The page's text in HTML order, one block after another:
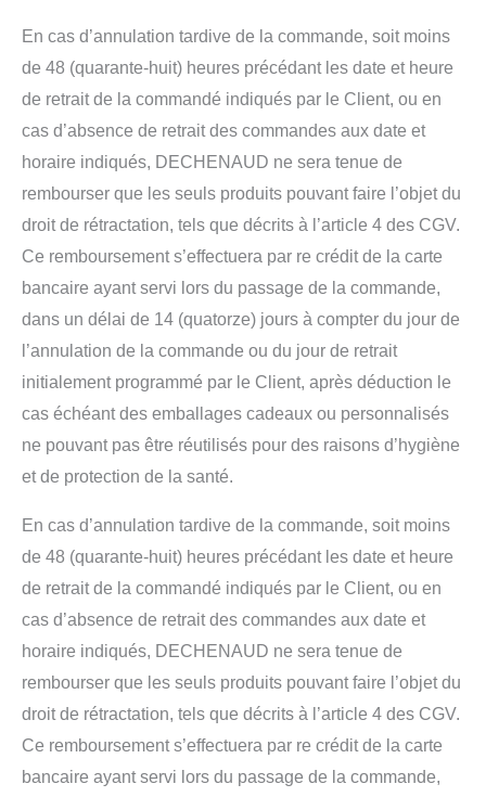
En cas d’annulation tardive de la commande, soit moins
de 48 (quarante-huit) heures précédant les date et heure
de retrait de la commandé indiqués par le Client, ou en
cas d’absence de retrait des commandes aux date et
horaire indiqués, DECHENAUD ne sera tenue de
rembourser que les seuls produits pouvant faire l’objet du
droit de rétractation, tels que décrits à l’article 4 des CGV.
Ce remboursement s’effectuera par re crédit de la carte
bancaire ayant servi lors du passage de la commande,
dans un délai de 14 (quatorze) jours à compter du jour de
l’annulation de la commande ou du jour de retrait
initialement programmé par le Client, après déduction le
cas échéant des emballages cadeaux ou personnalisés
ne pouvant pas être réutilisés pour des raisons d’hygiène
et de protection de la santé.
En cas d’annulation tardive de la commande, soit moins
de 48 (quarante-huit) heures précédant les date et heure
de retrait de la commandé indiqués par le Client, ou en
cas d’absence de retrait des commandes aux date et
horaire indiqués, DECHENAUD ne sera tenue de
rembourser que les seuls produits pouvant faire l’objet du
droit de rétractation, tels que décrits à l’article 4 des CGV.
Ce remboursement s’effectuera par re crédit de la carte
bancaire ayant servi lors du passage de la commande,